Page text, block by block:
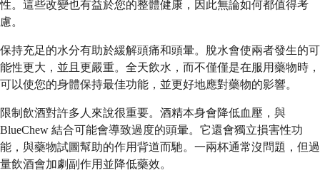
性。這些改變也有益於您的整體健康，因此無論如何都值得考
慮。
保持充足的水分有助於緩解頭痛和頭暈。脫水會使兩者發生的可
能性更大，並且更嚴重。全天飲水，而不僅僅是在服用藥物時，
可以使您的身體保持最佳功能，並更好地應對藥物的影響。
限制飲酒對許多人來說很重要。酒精本身會降低血壓，與
BlueChew 結合可能會導致過度的頭暈。它還會獨立損害性功
能，與藥物試圖幫助的作用背道而馳。一兩杯通常沒問題，但過
量飲酒會加劇副作用並降低藥效。